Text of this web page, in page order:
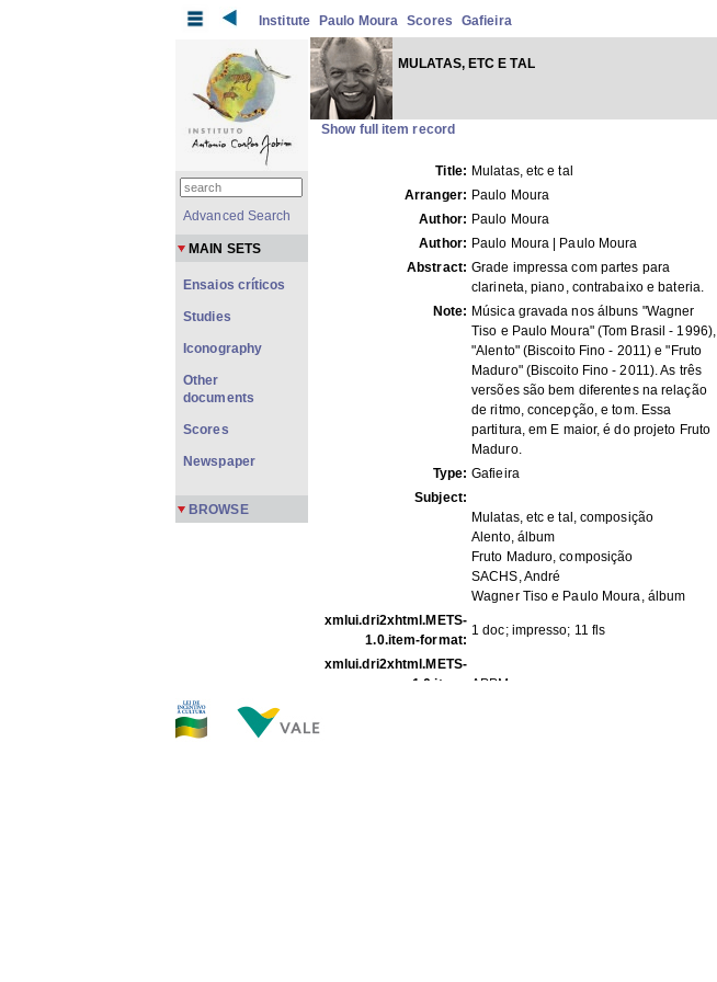
Institute Paulo Moura Scores Gafieira
MULATAS, ETC E TAL
Show full item record
Title: Mulatas, etc e tal
Arranger: Paulo Moura
Author: Paulo Moura
Author: Paulo Moura | Paulo Moura
Abstract: Grade impressa com partes para
clarineta, piano, contrabaixo e bateria.
Note: Música gravada nos álbuns "Wagner
Tiso e Paulo Moura" (Tom Brasil - 1996),
"Alento" (Biscoito Fino - 2011) e "Fruto
Maduro" (Biscoito Fino - 2011). As três
versões são bem diferentes na relação
de ritmo, concepção, e tom. Essa
partitura, em E maior, é do projeto Fruto
Maduro.
Type: Gafieira
Subject:
Mulatas, etc e tal, composição
Alento, álbum
Fruto Maduro, composição
SACHS, André
Wagner Tiso e Paulo Moura, álbum
xmlui.dri2xhtml.METS-
1.0.item-format:
1 doc; impresso; 11 fls
xmlui.dri2xhtml.METS-
1.0.item-
APPM
Advanced Search
MAIN SETS
Ensaios críticos
Studies
Iconography
Other
documents
Scores
Newspaper
BROWSE